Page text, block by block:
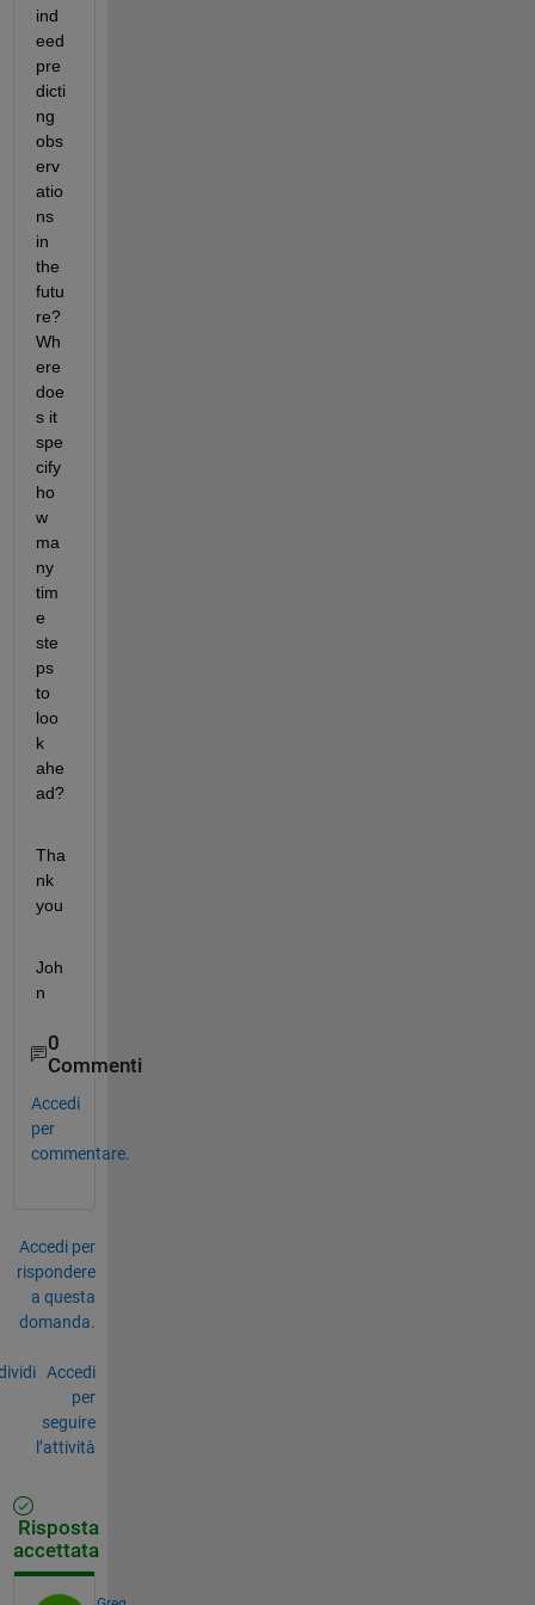
ind
eed
pre
dicti
ng
obs
erv
atio
ns
in
the
futu
re?
Wh
ere
doe
s it
spe
cify
ho
w
ma
ny
tim
e
ste
ps
to
loo
k
ahe
ad?
Tha
nk
you
Joh
n
0
Commenti
Accedi
per
commentare.
Accedi per
rispondere
a questa
domanda.
Accedi
per
seguire
l’attività
Risposta
accettata